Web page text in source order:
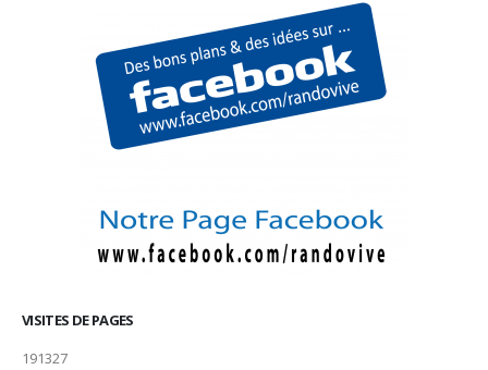
VISITES DE PAGES
191327